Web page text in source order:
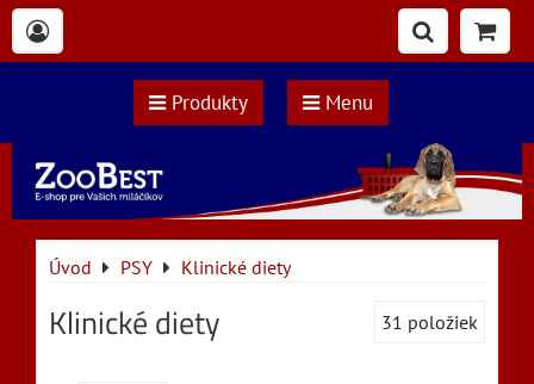
Produkty Menu
Úvod PSY Klinické diety
Klinické diety 31 položiek